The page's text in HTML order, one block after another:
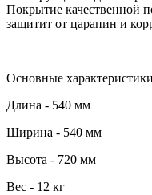
Покрытие качественной
защитит от царапин и
Основные
Длина - 540 мм
Ширина - 540 мм
Высота - 720 мм
Вес - 12 кг